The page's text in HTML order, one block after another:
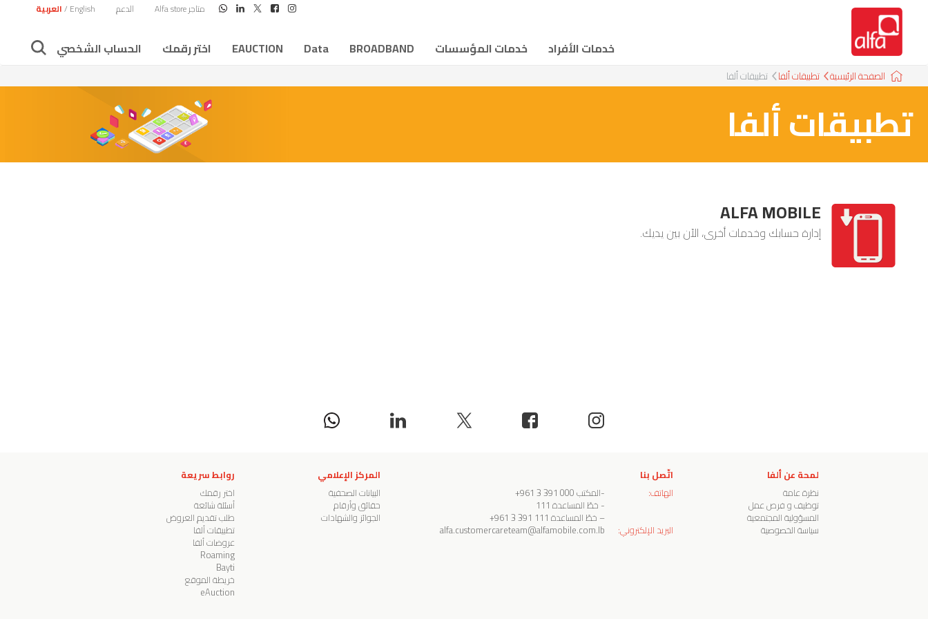
English
/العربية الدعم متاجر Alfa store
خدمات الأفراد خدمات المؤسسات BROADBAND
Data
EAUCTION اختر رقمك الحساب الشخصي
الصفحة الرئيسية تطبيقات ألفا تطبيقات ألفا
تطبيقات ألفا
ALFA MOBILE
إدارة حسابك وخدمات أخرى، الآن بين يديك.
لمحة عن ألفا
نظرة عامة
توظيف و فرص عمل
المسؤولية المجتمعية
سياسة الخصوصية
اتّصل بنا
الهاتف:
-المكتب000 391 3 961+
- خطّ المساعدة 111
– خطّ المساعدة111 391 3 961+
البريد الإلكتروني: alfa.customercareteam@alfamobile.com.lb
المركز الإعلامي
البيانات الصحفية
حقائق وأرقام
الجوائز والشهادات
روابط سريعة
اختر رقمك
أسئلة شائعة
طلب تقديم العروض
تطبيقات ألفا
عروضات ألفا
Roaming
Bayti
خريطة الموقع
eAuction